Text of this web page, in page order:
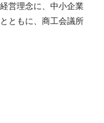
営理念に、中小企業
ともに、商工会議所